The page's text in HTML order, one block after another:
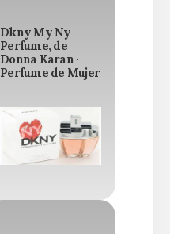
Dkny My Ny
Perfume, de
Donna Karan ·
Perfume de Mujer